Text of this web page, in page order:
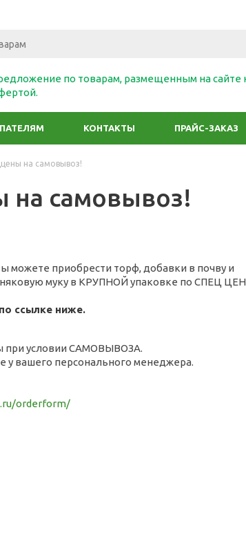
по товарам, размещенным на сайте
КОНТАКТЫ ПРАЙС-ЗАКАЗ
на самовывоз!
на самовывоз!
можете приобрести торф, добавки в почву и
муку в КРУПНОЙ упаковке по СПЕЦ
по ссылке ниже.
при условии САМОВЫВОЗА.
у вашего персонального менеджера.
orderform/